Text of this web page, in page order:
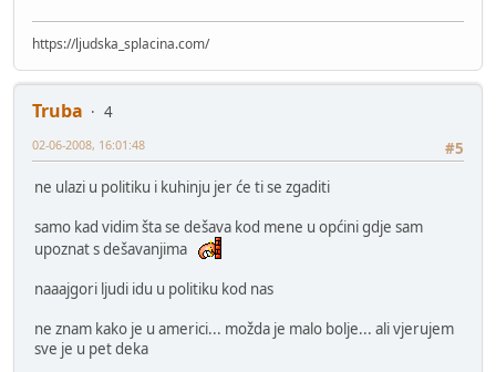
https://ljudska_splacina.com/
Truba
4
#5
02-06-2008, 16:01:48
ne ulazi u politiku i kuhinju jer će ti se zgaditi
samo kad vidim šta se dešava kod mene u općini gdje sam
upoznat s dešavanjima
naaajgori ljudi idu u politiku kod nas
ne znam kako je u americi... možda je malo bolje... ali vjerujem
sve je u pet deka